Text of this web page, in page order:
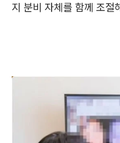
지 분비 자체를 함께 조절